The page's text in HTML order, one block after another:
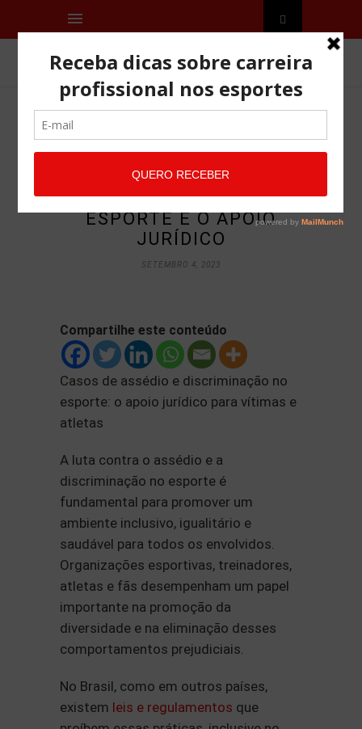
DIREITO DESPORTIVO
CASOS DE ASSÉDIO E
DISCRIMINAÇÃO NO
ESPORTE E O APOIO
JURÍDICO
SETEMBRO 4, 2023
Compartilhe este conteúdo
Casos de assédio e discriminação no
esporte: o apoio jurídico para vítimas e
atletas
A luta contra o assédio e a
discriminação no esporte é
fundamental para promover um
ambiente inclusivo, igualitário e
saudável para todos os envolvidos.
Organizações esportivas, treinadores,
atletas e fãs desempenham um papel
importante na promoção da
diversidade e na eliminação desses
comportamentos prejudiciais.
No Brasil, como em outros países,
existem leis e regulamentos que